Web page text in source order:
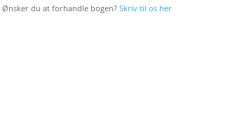
Ønsker du at forhandle bogen? Skriv til os her